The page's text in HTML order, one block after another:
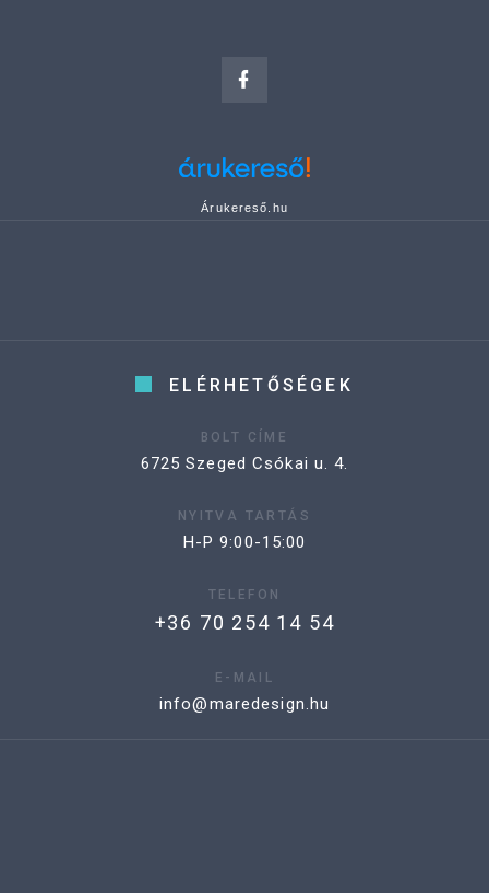
Árukereső.hu
ELÉRHETŐSÉGEK
BOLT CÍME
6725 Szeged Csókai u. 4.
NYITVA TARTÁS
H-P 9:00-15:00
TELEFON
+36 70 254 14 54
E-MAIL
info@maredesign.hu